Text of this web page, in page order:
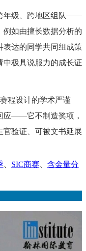
年级、跨地区组队——
如由擅长数据分析的
达的同学共同组成策
极具说服力的成长证
程设计的学术严谨
应——它不制造奖项，
验证、可被文书延展
、 SIC商赛、 含金量分